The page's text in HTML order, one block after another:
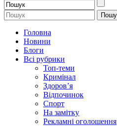
Головна
Новини
Блоги
Всі рубрики
Топ-теми
Кримінал
Здоров’я
Відпочинок
Спорт
На замітку
Рекламні оголошення